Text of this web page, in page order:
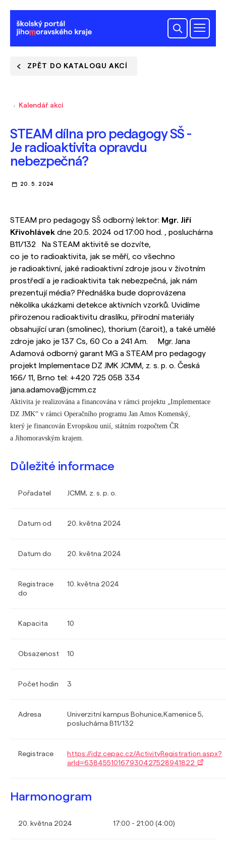
ZPĚT DO KATALOGU AKCÍ
Kalendář akcí
STEAM dílna pro pedagogy SŠ -
Je radioaktivita opravdu
nebezpečná?
20. 5. 2024
STEAM pro pedagogy SŠ odborný lektor: Mgr. Jiří
Křivohlávek dne 20.5. 2024 od 17:00 hod. , posluchárna
B11/132 Na STEAM aktivitě se dozvíte,
co je to radioaktivita, jak se měří, co všechno
je radioaktivní, jaké radioaktivní zdroje jsou v životním
prostředí a je radioaktivita tak nebezpečná, jak nám
prezentují média? Přednáška bude doprovázena
několika ukázkami detekce aktivních vzorků. Uvidíme
přirozenou radioaktivitu draslíku, přírodní materiály
obsahující uran (smolinec), thorium (čaroit), a také umělé
zdroje jako je 137 Cs, 60 Co a 241 Am. Mgr. Jana
Adamová odborný garant MG a STEAM pro pedagogy
projekt Implementace DZ JMK JCMM, z. s. p. o. Česká
166/ 11, Brno tel: +420 725 058 334
jana.adamova@jcmm.cz
Aktivita je realizována a financována v rámci projektu „Implementace
DZ JMK“ v rámci Operačního programu Jan Amos Komenský,
který je financován Evropskou unií, státním rozpočtem ČR
a Jihomoravským krajem.
Důležité informace
Pořadatel JCMM, z. s. p. o.
Datum od 20. května 2024
Datum do 20. května 2024
Registrace
do
10. května 2024
Kapacita 10
Obsazenost 10
Počet hodin 3
Adresa
Univerzitní kampus Bohunice,Kamenice 5,
posluchárna B11/132
Registrace
https://idz.cepac.cz/ActivityRegistration.aspx?
arId=63845510167930427528941822
Harmonogram
20. května 2024 17:00 - 21:00 (4:00)